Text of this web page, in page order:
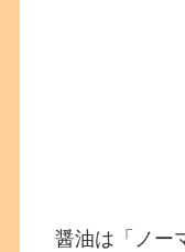
醤油は「ノー